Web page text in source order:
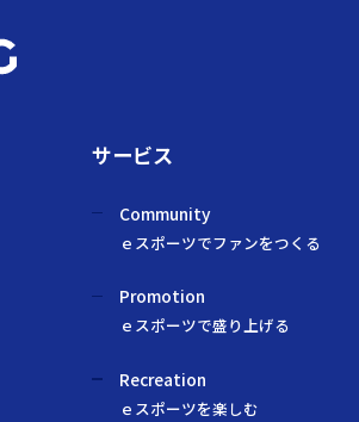
サービス
Community
ｅスポーツでファンをつくる
Promotion
ｅスポーツで盛り上げる
Recreation
ｅスポーツを楽しむ